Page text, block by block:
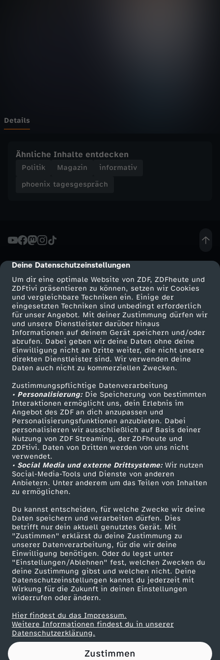
cmp-dialog-description
Deine Datenschutzeinstellungen
Um dir eine optimale Website von ZDF, ZDFheute und
ZDFtivi präsentieren zu können, setzen wir Cookies
und vergleichbare Techniken ein. Einige der
eingesetzten Techniken sind unbedingt erforderlich
für unser Angebot. Mit deiner Zustimmung dürfen wir
und unsere Dienstleister darüber hinaus
Informationen auf deinem Gerät speichern und/oder
abrufen. Dabei geben wir deine Daten ohne deine
Einwilligung nicht an Dritte weiter, die nicht unsere
direkten Dienstleister sind. Wir verwenden deine
Daten auch nicht zu kommerziellen Zwecken.
Zustimmungspflichtige Datenverarbeitung
• Personalisierung:Die Speicherung von bestimmten
Interaktionen ermöglicht uns, dein Erlebnis im
Angebot des ZDF an dich anzupassen und
Personalisierungsfunktionen anzubieten. Dabei
personalisieren wir ausschließlich auf Basis deiner
Nutzung von ZDF Streaming, der ZDFheute und
ZDFtivi. Daten von Dritten werden von uns nicht
verwendet.
• Social Media und externe Drittsysteme:Wir nutzen
Social-Media-Tools und Dienste von anderen
Anbietern. Unter anderem um das Teilen von Inhalten
zu ermöglichen.
Du kannst entscheiden, für welche Zwecke wir deine
Daten speichern und verarbeiten dürfen. Dies
betrifft nur dein aktuell genutztes Gerät. Mit
"Zustimmen" erklärst du deine Zustimmung zu
unserer Datenverarbeitung, für die wir deine
Einwilligung benötigen. Oder du legst unter
"Einstellungen/Ablehnen" fest, welchen Zwecken du
deine Zustimmung gibst und welchen nicht. Deine
Datenschutzeinstellungen kannst du jederzeit mit
Wirkung für die Zukunft in deinen Einstellungen
widerrufen oder ändern.
Hier findest du das Impressum.
Weitere Informationen findest du in unserer
Datenschutzerklärung.
Zustimmen
g
s
ä
c
h
-
"
T
r
u
m
p
h
a
t
v
e
r
s
u
Details
Ähnliche Inhalte entdecken
Politik Magazin
informativ
phoenix tagesgespräch
Mehr ZDF
ZDF-Apps
Smart TV
ZDFtext
Livestreams
Sendungen A-Z
TV-Programm
Service
ZDFmitreden
Kontakt zum ZDF
Tickets
Zuschauerservice
Hilfe
ZDF Unternehmen
Karriere
ZDF goes Schule
Werbefernsehen
Mainzelmännchen
Partner